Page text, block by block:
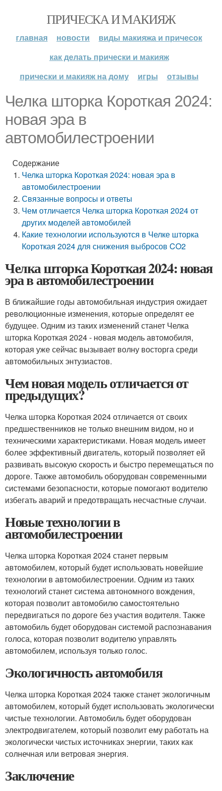
ПРИЧЕСКА И МАКИЯЖ
главная новости
виды макияжа и причесок
как делать прически и макияж
прически и макияж на дому
игры отзывы
Челка шторка Короткая 2024:
новая эра в
автомобилестроении
Содержание
Челка шторка Короткая 2024: новая эра в
автомобилестроении
Связанные вопросы и ответы
Чем отличается Челка шторка Короткая 2024 от
других моделей автомобилей
Какие технологии используются в Челке шторка
Короткая 2024 для снижения выбросов CO2
Челка шторка Короткая 2024: новая
эра в автомобилестроении
В ближайшие годы автомобильная индустрия ожидает
революционные изменения, которые определят ее
будущее. Одним из таких изменений станет Челка
шторка Короткая 2024 - новая модель автомобиля,
которая уже сейчас вызывает волну восторга среди
автомобильных энтузиастов.
Чем новая модель отличается от
предыдущих?
Челка шторка Короткая 2024 отличается от своих
предшественников не только внешним видом, но и
техническими характеристиками. Новая модель имеет
более эффективный двигатель, который позволяет ей
развивать высокую скорость и быстро перемещаться по
дороге. Также автомобиль оборудован современными
системами безопасности, которые помогают водителю
избегать аварий и предотвращать несчастные случаи.
Новые технологии в
автомобилестроении
Челка шторка Короткая 2024 станет первым
автомобилем, который будет использовать новейшие
технологии в автомобилестроении. Одним из таких
технологий станет система автономного вождения,
которая позволит автомобилю самостоятельно
передвигаться по дороге без участия водителя. Также
автомобиль будет оборудован системой распознавания
голоса, которая позволит водителю управлять
автомобилем, используя только голос.
Экологичность автомобиля
Челка шторка Короткая 2024 также станет экологичным
автомобилем, который будет использовать экологически
чистые технологии. Автомобиль будет оборудован
электродвигателем, который позволит ему работать на
экологически чистых источниках энергии, таких как
солнечная или ветровая энергия.
Заключение